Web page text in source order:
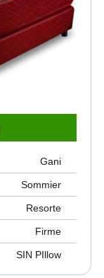
Gani
Sommier
Resorte
Firme
SIN PIllow